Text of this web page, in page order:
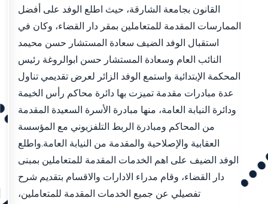
القانون بجامعة الشارقة، حيث اطلع الوفد على أفضل
الممارسات المقدمة للمتعاملين بمقر دار القضاء، وكان في
استقبال الوفد الضيف سعادة المستشار حسن محيمد
النائب العام وسعادة المستشار حسن ابوالروغة رئيس
المحكمة الإبتدائية واستمع الوفد الزائر لعرض تقديمي تناول
عدة مبادرات مقدمة تميزت بها دائرة محاكم رأس الخيمة
ودائرة النيابة العامة، منها مبادرة الأسرة السعيدة المقدمة
من المحاكم ومبادرة الربط التلفزيوني مع المؤسسة
العقابية والإصلاحية والمقدمة من النيابة العامة.واطلع
الوفد الضيف على اهم الخدمات المقدمة للمتعاملين بمبنى
دار القضاء، وقام مدراء الادارات والاقسام بتقديم شرح
تفصيلي عن جميع الخدمات المقدمة للمتعاملين،